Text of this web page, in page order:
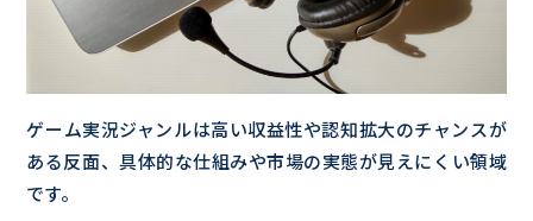
ゲーム実況ジャンルは高い収益性や認知拡大のチャンスが
ある反面、具体的な仕組みや市場の実態が見えにくい領域
です。